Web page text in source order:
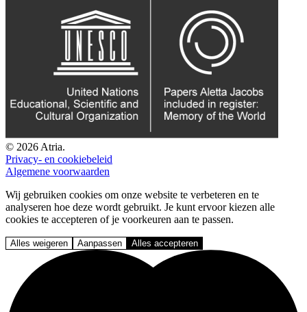
© 2026 Atria.
Privacy- en cookiebeleid
Algemene voorwaarden
Wij gebruiken cookies om onze website te verbeteren en te
analyseren hoe deze wordt gebruikt. Je kunt ervoor kiezen alle
cookies te accepteren of je voorkeuren aan te passen.
Alles weigeren Aanpassen Alles accepteren